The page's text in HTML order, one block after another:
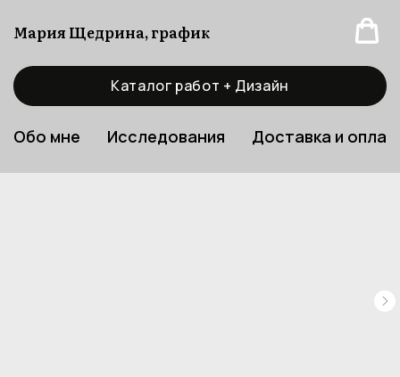
Мария Щедрина, график
Каталог работ + Дизайн
Обо мне Исследования Доставка и